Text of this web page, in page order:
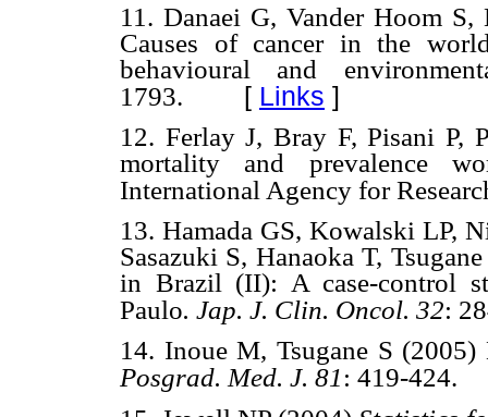
11. Danaei G, Vander Hoom
Causes of cancer in the
behavioural and
1793. [ Links ]
12. Ferlay J, Bray F, Pisani P,
mortality and prevalence
International Agency for
13. Hamada GS, Kowalski LP,
Sasazuki S, Hanaoka T,
in Brazil (II): A case-control
Paulo. Jap. J. Clin. Oncol. 32:
14. Inoue M, Tsugane S
Posgrad. Med. J. 81: 419-424.